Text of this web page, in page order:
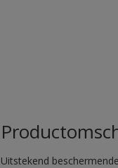
Uitstekend